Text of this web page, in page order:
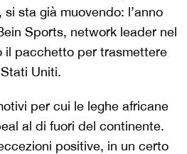
sta già muovendo: l’anno
Sports, network leader nel
il pacchetto per trasmettere
Uniti.
per cui le leghe africane
al di fuori del continente.
positive, in un certo